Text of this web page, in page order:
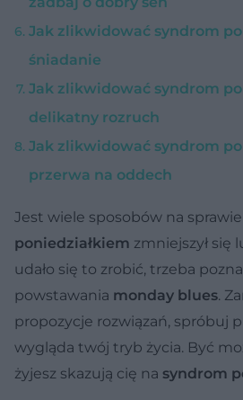
Jak zlikwidować syndrom
śniadanie
Jak zlikwidować syndrom
delikatny rozruch
Jak zlikwidować syndrom
przerwa na oddech
Jest wiele sposobów na
poniedziałkiem zmniejszył się
udało się to zrobić, trzeba
powstawania monday blues.
propozycje rozwiązań, spróbuj
wygląda twój tryb życia. Być
żyjesz skazują cię na syndrom